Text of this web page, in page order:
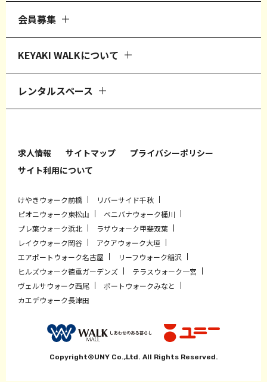
会員募集
KEYAKI WALKについて
レンタルスペース
求人情報 サイトマップ
プライバシーポリシー
サイト利用について
けやきウォーク前橋
リバーサイド千秋
ピオニウォーク東松山
ベニバナウォーク桶川
プレ葉ウォーク浜北
ラザウォーク甲斐双葉
レイクウォーク岡谷
アクアウォーク大垣
エアポートウォーク名古屋
リーフウォーク稲沢
ヒルズウォーク徳重ガーデンズ
テラスウォーク一宮
ヴェルサウォーク西尾
ポートウォークみなと
カエデウォーク長津田
Copyright©UNY Co.,Ltd. All Rights Reserved.